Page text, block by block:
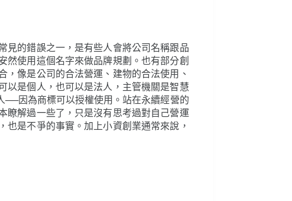
見的錯誤之一，是有些人會將公司名稱跟品
然使用這個名字來做品牌規劃。也有部分創
像是公司的合法營運、建物的合法使用、
以是個人，也可以是法人，主管機關是智慧
──因為商標可以授權使用。站在永續經營的
瞭解過一些了，只是沒有思考過對自己營運
是不爭的事實。加上小資創業通常來說，